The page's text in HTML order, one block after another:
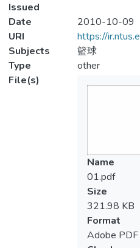
Issued
Date
2010-10-09
URI
https://
Subjects
籃球
Type
other
File(s)
Name
01.pdf
Size
321.98 KB
Format
Adobe PDF